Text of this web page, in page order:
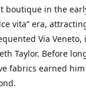
boutique in the
vita” era,
Via Veneto,
Taylor. Before
fabrics earned